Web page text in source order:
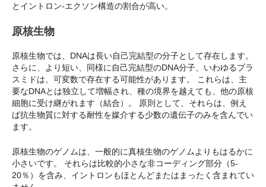
とイントロン-エクソン構造の割合が高い。
原核生物
原核生物では、DNAは長い自己完結型の分子として存在します。
さらに、より短い、同様に自己完結型のDNA分子、いわゆるプラ
スミドは、可変数で存在する可能性があります。 これらは、主
要なDNAとは独立して増幅され、種の境界を越えても、他の原核
細胞に受け継がれます（結合）。 原則として、それらは、例え
ば抗生物質に対する耐性を媒介する少数の遺伝子のみを含んでい
ます。
原核生物のゲノムは、一般的に真核生物のゲノムよりもはるかに
小さいです。 それらは比較的小さな非コーディング部分（5-
20％）を含み、イントロンもほとんどまたはまったく含まれてい